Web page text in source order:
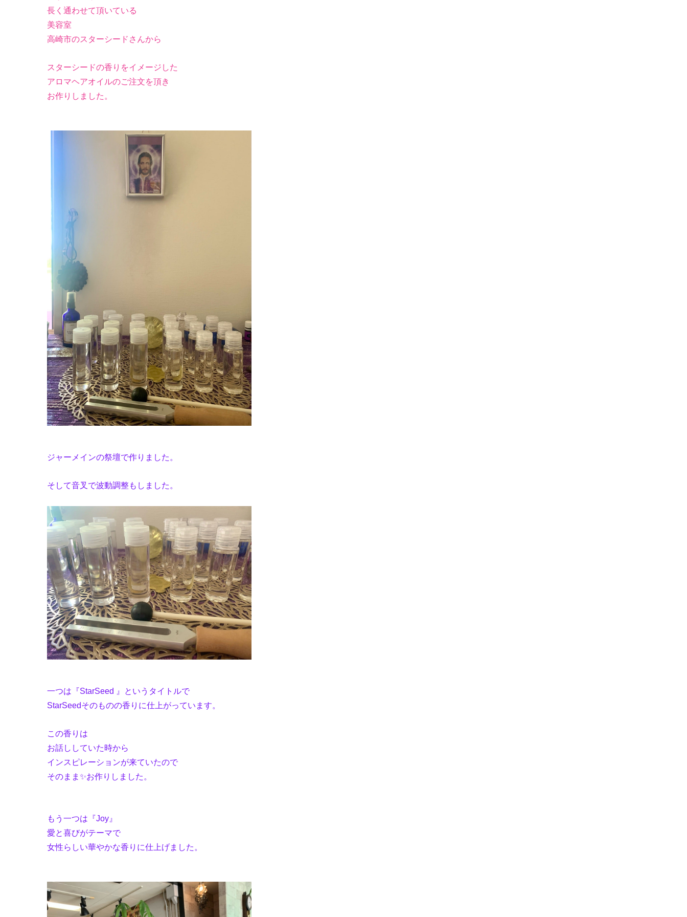
長く通わせて頂いている
美容室
高崎市のスターシードさんから
スターシードの香りをイメージした
アロマヘアオイルのご注文を頂き
お作りしました。
ジャーメインの祭壇で作りました。
そして音叉で波動調整もしました。
一つは『StarSeed 』というタイトルで
StarSeedそのものの香りに仕上がっています。
この香りは
お話ししていた時から
インスピレーションが来ていたので
そのまま✨お作りしました。
もう一つは『Joy』
愛と喜びがテーマで
女性らしい華やかな香りに仕上げました。